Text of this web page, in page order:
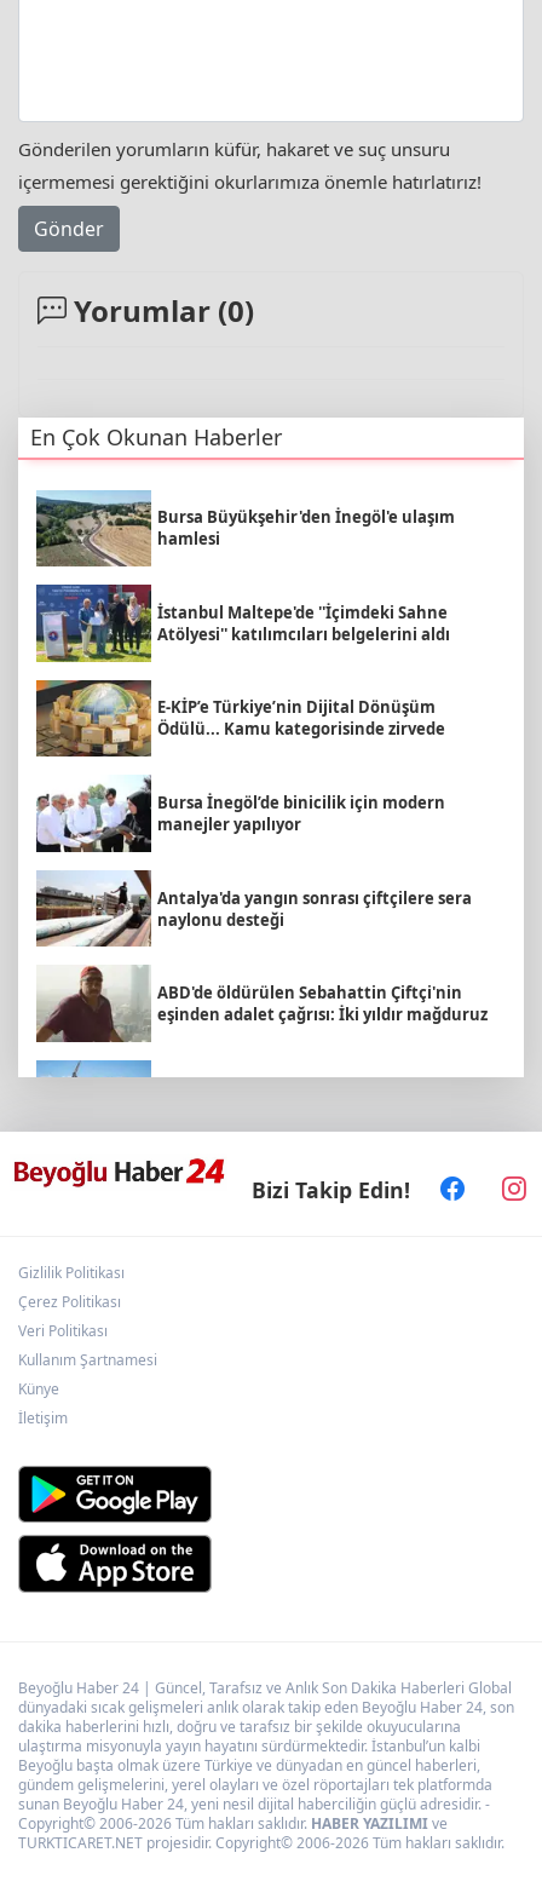
Gönderilen yorumların küfür, hakaret ve suç unsuru
içermemesi gerektiğini okurlarımıza önemle hatırlatırız!
Gönder
Yorumlar (0)
En Çok Okunan Haberler
Bursa Büyükşehir'den İnegöl'e ulaşım
hamlesi
İstanbul Maltepe'de ''İçimdeki Sahne
Atölyesi'' katılımcıları belgelerini aldı
E-KİP’e Türkiye’nin Dijital Dönüşüm
Ödülü... Kamu kategorisinde zirvede
Bursa İnegöl’de binicilik için modern
manejler yapılıyor
Antalya'da yangın sonrası çiftçilere sera
naylonu desteği
ABD'de öldürülen Sebahattin Çiftçi'nin
eşinden adalet çağrısı: İki yıldır mağduruz
Ordu'da Ünye ve Kumru’da arıtma tesisleri
Bizi Takip Edin!
Gizlilik Politikası
Çerez Politikası
Veri Politikası
Kullanım Şartnamesi
Künye
İletişim
Beyoğlu Haber 24 | Güncel, Tarafsız ve Anlık Son Dakika Haberleri Global
dünyadaki sıcak gelişmeleri anlık olarak takip eden Beyoğlu Haber 24, son
dakika haberlerini hızlı, doğru ve tarafsız bir şekilde okuyucularına
ulaştırma misyonuyla yayın hayatını sürdürmektedir. İstanbul’un kalbi
Beyoğlu başta olmak üzere Türkiye ve dünyadan en güncel haberleri,
gündem gelişmelerini, yerel olayları ve özel röportajları tek platformda
sunan Beyoğlu Haber 24, yeni nesil dijital haberciliğin güçlü adresidir. -
Copyright© 2006-2026 Tüm hakları saklıdır. HABER YAZILIMIve
TURKTICARET.NET projesidir. Copyright© 2006-2026 Tüm hakları saklıdır.